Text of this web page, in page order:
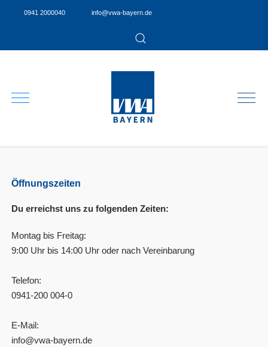
0941 2000040 info@vwa-bayern.de
Öffnungszeiten
Du erreichst uns zu folgenden Zeiten:
Montag bis Freitag:
9:00 Uhr bis 14:00 Uhr oder nach Vereinbarung
Telefon:
0941-200 004-0
E-Mail:
info@vwa-bayern.de